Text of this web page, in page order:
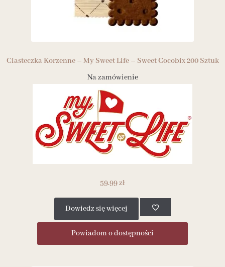
Ciasteczka Korzenne – My Sweet Life – Sweet Cocobix 200 Sztuk
Na zamówienie
59.99zł
Dowiedz się więcej
Powiadom o dostępności